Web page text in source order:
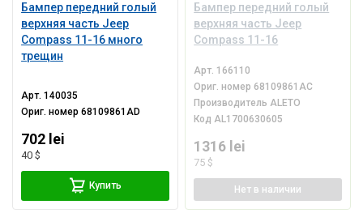
Бампер передний голый
верхняя часть Jeep
Compass 11-16 много
трещин
Арт.140035
Ориг. номер68109861AD
702 lei
40 $
Купить
Бампер передний голый
верхняя часть Jeep
Compass 11-16
Арт. 166110
Ориг. номер 68109861AC
Производитель ALETO
Код AL1700630605
1316 lei
75 $
Нет в наличии